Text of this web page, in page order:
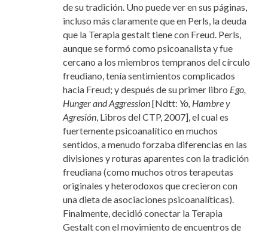
de su tradición. Uno puede ver en sus páginas,
incluso más claramente que en Perls, la deuda
que la Terapia gestalt tiene con Freud. Perls,
aunque se formó como psicoanalista y fue
cercano a los miembros tempranos del círculo
freudiano, tenía sentimientos complicados
hacia Freud; y después de su primer libro Ego,
Hunger and Aggression[Ndtt: Yo, Hambre y
Agresión , Libros del CTP, 2007], el cual es
fuertemente psicoanalítico en muchos
sentidos, a menudo forzaba diferencias en las
divisiones y roturas aparentes con la tradición
freudiana (como muchos otros terapeutas
originales y heterodoxos que crecieron con
una dieta de asociaciones psicoanalíticas).
Finalmente, decidió conectar la Terapia
Gestalt con el movimiento de encuentros de